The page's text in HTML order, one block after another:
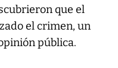
que el
el crimen, un
pública.